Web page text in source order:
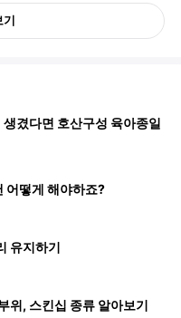
겼다면 호산구성 육아종일
어떻게 해야하죠?
유지하기
위, 스킨십 종류 알아보기